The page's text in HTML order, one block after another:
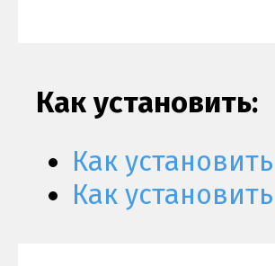
Как установить:
Как
Как